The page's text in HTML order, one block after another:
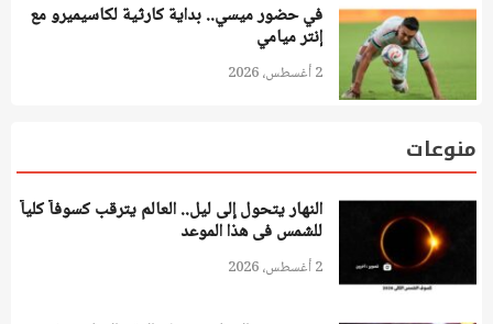
في حضور ميسي.. بداية كارثية لكاسيميرو مع
إنتر ميامي
2 أغسطس، 2026
منوعات
النهار يتحول إلى ليل.. العالم يترقب كسوفاً كلياً
للشمس فى هذا الموعد
2 أغسطس، 2026